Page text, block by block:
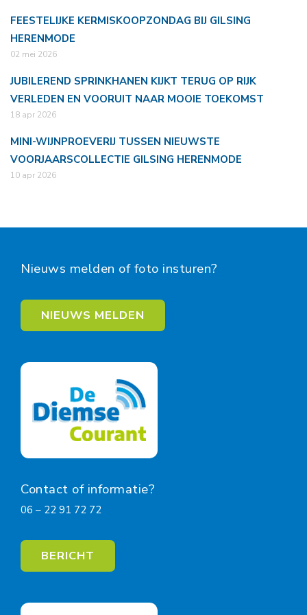
FEESTELIJKE KERMISKOOPZONDAG BIJ GILSING
HERENMODE
02 mei 2026
JUBILEREND SPRINKHANEN KIJKT TERUG OP RIJK
VERLEDEN EN VOORUIT NAAR MOOIE TOEKOMST
18 apr 2026
MINI-WIJNPROEVERIJ TUSSEN NIEUWSTE
VOORJAARSCOLLECTIE GILSING HERENMODE
10 apr 2026
Nieuws melden of foto insturen?
NIEUWS MELDEN
Contact of informatie?
06 – 22 91 72 72
BERICHT